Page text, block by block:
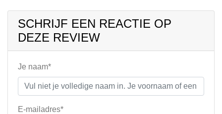
SCHRIJF EEN REACTIE OP
DEZE REVIEW
Je naam*
E-mailadres*